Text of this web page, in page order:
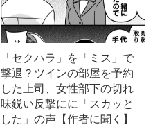
「セクハラ」を「ミス」で
撃退？ツインの部屋を予約
した上司、女性部下の切れ
味鋭い反撃にに「スカッと
した」の声【作者に聞く】